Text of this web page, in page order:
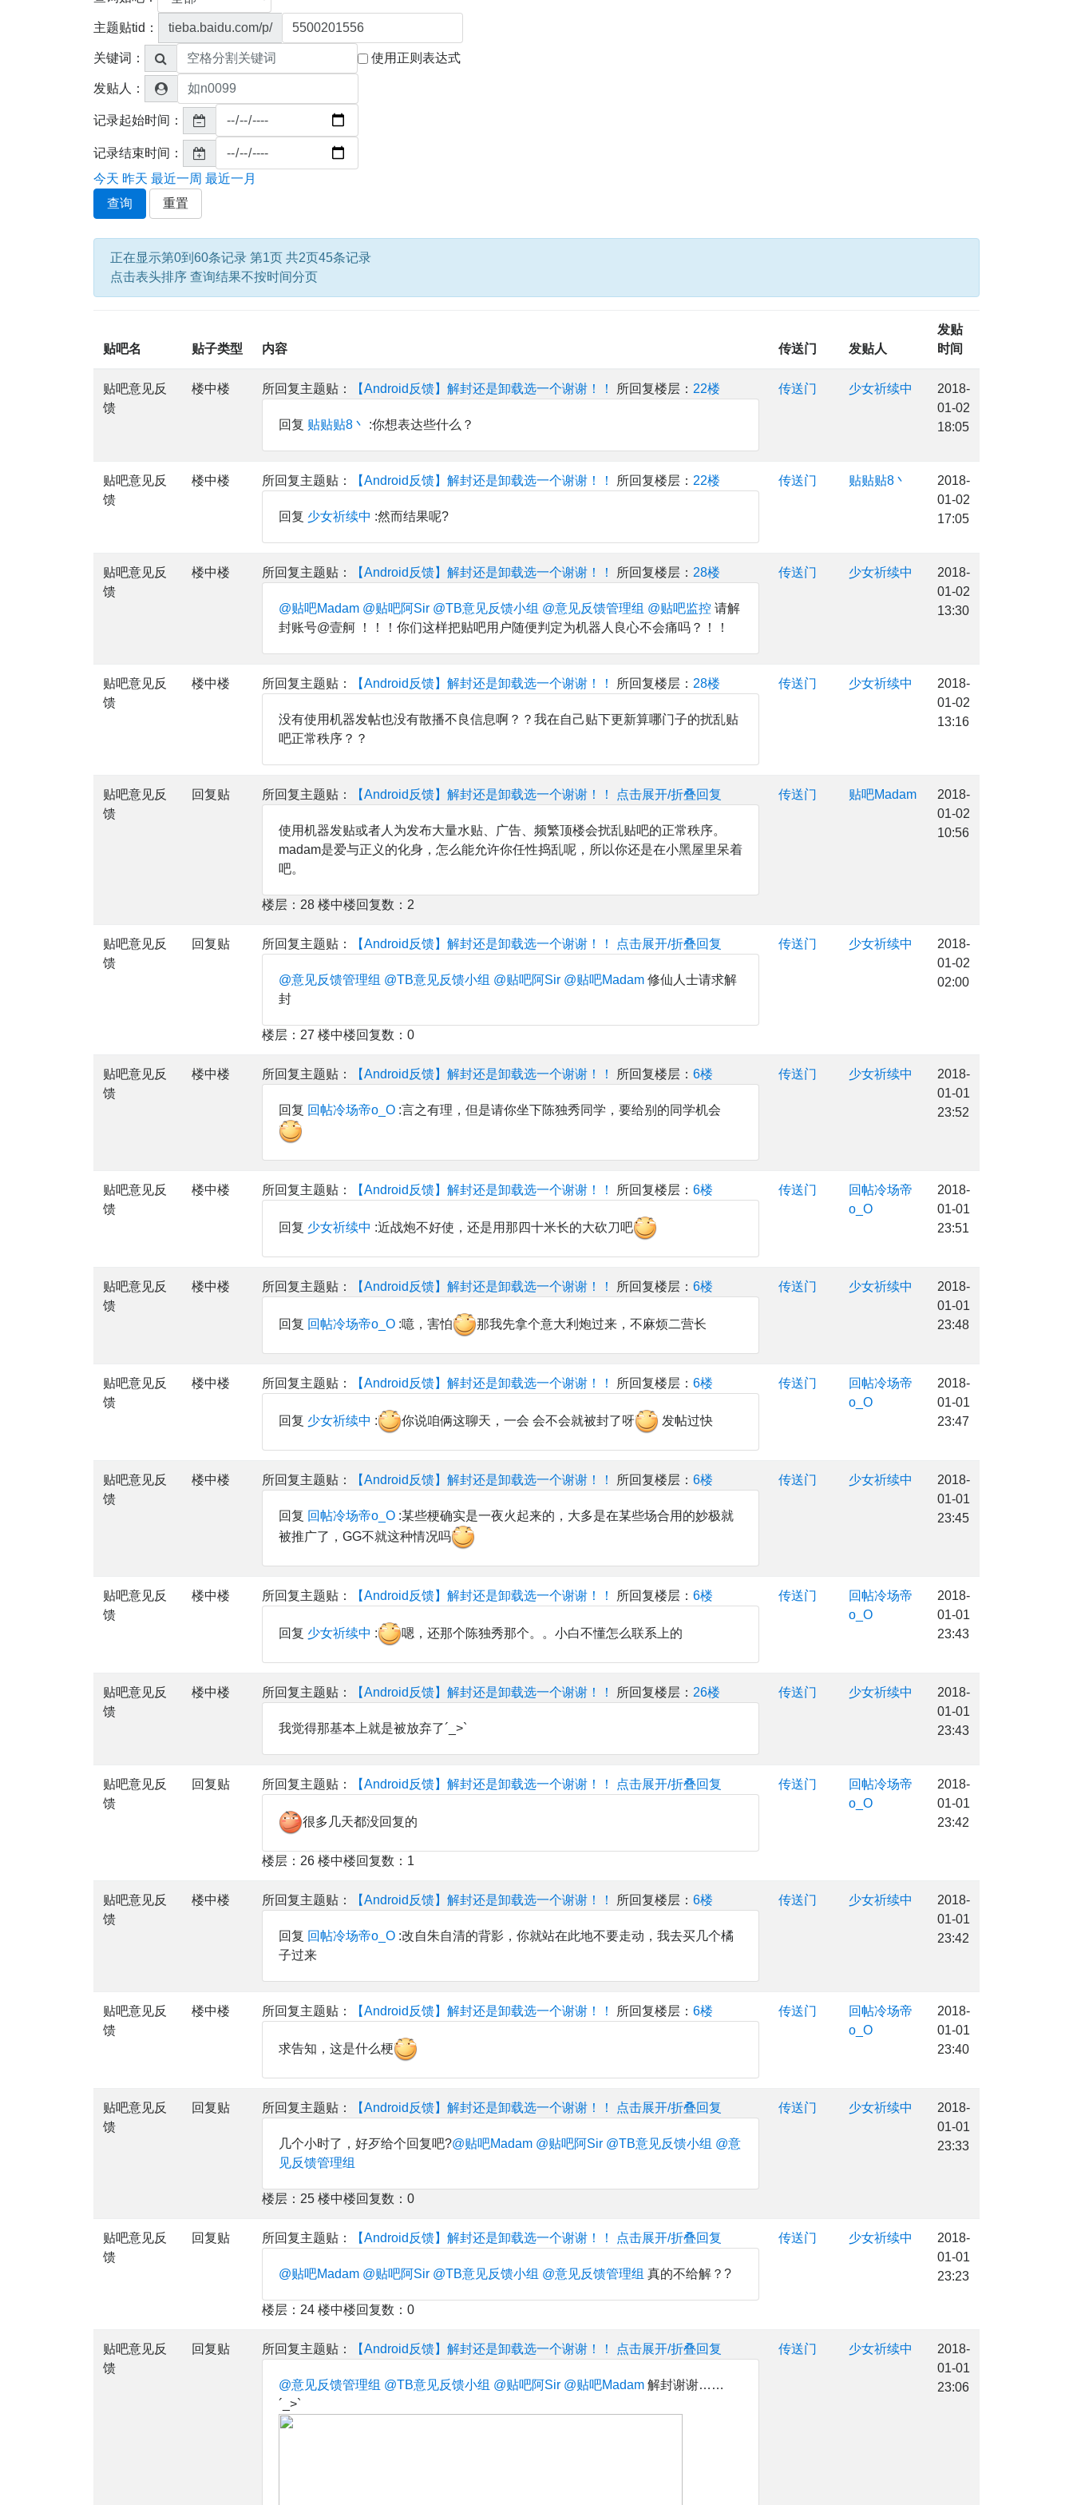
主题贴tid： tieba.baidu.com/p/
关键词： 使用正则表达式
发贴人：
记录起始时间：
记录结束时间：
今天 昨天 最近一周 最近一月
查询
重置
正在显示第0到60条记录 第1页 共2页45条记录
点击表头排序 查询结果不按时间分页
贴吧名 贴子类型 内容 传送门 发贴人
发贴
时间
贴吧意见反
馈
楼中楼 所回复主题贴： 【Android反馈】解封还是卸载选一个谢谢！！ 所回复楼层： 22楼
回复 贴贴贴8丶 :你想表达些什么？
传送门 少女祈续中
2018-
01-02
18:05
贴吧意见反
馈
楼中楼 所回复主题贴： 【Android反馈】解封还是卸载选一个谢谢！！ 所回复楼层： 22楼
回复 少女祈续中 :然而结果呢?
传送门 贴贴贴8丶
2018-
01-02
17:05
贴吧意见反
馈
楼中楼 所回复主题贴： 【Android反馈】解封还是卸载选一个谢谢！！ 所回复楼层： 28楼
@贴吧Madam @贴吧阿Sir @TB意见反馈小组 @意见反馈管理组 @贴吧监控 请解
封账号@壹舸 ！！！你们这样把贴吧用户随便判定为机器人良心不会痛吗？！！
传送门 少女祈续中
2018-
01-02
13:30
贴吧意见反
馈
楼中楼 所回复主题贴： 【Android反馈】解封还是卸载选一个谢谢！！ 所回复楼层： 28楼
没有使用机器发帖也没有散播不良信息啊？？我在自己贴下更新算哪门子的扰乱贴
吧正常秩序？？
传送门 少女祈续中
2018-
01-02
13:16
贴吧意见反
馈
回复贴 所回复主题贴： 【Android反馈】解封还是卸载选一个谢谢！！ 点击展开/折叠回复
使用机器发贴或者人为发布大量水贴、广告、频繁顶楼会扰乱贴吧的正常秩序。
madam是爱与正义的化身，怎么能允许你任性捣乱呢，所以你还是在小黑屋里呆着
吧。
楼层：28 楼中楼回复数：2
传送门 贴吧Madam
2018-
01-02
10:56
贴吧意见反
馈
回复贴 所回复主题贴： 【Android反馈】解封还是卸载选一个谢谢！！ 点击展开/折叠回复
@意见反馈管理组 @TB意见反馈小组 @贴吧阿Sir @贴吧Madam 修仙人士请求解
封
楼层：27 楼中楼回复数：0
传送门 少女祈续中
2018-
01-02
02:00
贴吧意见反
馈
楼中楼 所回复主题贴： 【Android反馈】解封还是卸载选一个谢谢！！ 所回复楼层： 6楼
回复 回帖冷场帝o_O :言之有理，但是请你坐下陈独秀同学，要给别的同学机会
传送门 少女祈续中
2018-
01-01
23:52
贴吧意见反
馈
楼中楼 所回复主题贴： 【Android反馈】解封还是卸载选一个谢谢！！ 所回复楼层： 6楼
回复 少女祈续中 :近战炮不好使，还是用那四十米长的大砍刀吧
传送门
回帖冷场帝
o_O
2018-
01-01
23:51
贴吧意见反
馈
楼中楼 所回复主题贴： 【Android反馈】解封还是卸载选一个谢谢！！ 所回复楼层： 6楼
回复 回帖冷场帝o_O :噫，害怕 那我先拿个意大利炮过来，不麻烦二营长
传送门 少女祈续中
2018-
01-01
23:48
贴吧意见反
馈
楼中楼 所回复主题贴： 【Android反馈】解封还是卸载选一个谢谢！！ 所回复楼层： 6楼
回复 少女祈续中 : 你说咱俩这聊天，一会 会不会就被封了呀 发帖过快
传送门
回帖冷场帝
o_O
2018-
01-01
23:47
贴吧意见反
馈
楼中楼 所回复主题贴： 【Android反馈】解封还是卸载选一个谢谢！！ 所回复楼层： 6楼
回复 回帖冷场帝o_O :某些梗确实是一夜火起来的，大多是在某些场合用的妙极就
被推广了，GG不就这种情况吗
传送门 少女祈续中
2018-
01-01
23:45
贴吧意见反
馈
楼中楼 所回复主题贴： 【Android反馈】解封还是卸载选一个谢谢！！ 所回复楼层： 6楼
回复 少女祈续中 : 嗯，还那个陈独秀那个。。小白不懂怎么联系上的
传送门
回帖冷场帝
o_O
2018-
01-01
23:43
贴吧意见反
馈
楼中楼 所回复主题贴： 【Android反馈】解封还是卸载选一个谢谢！！ 所回复楼层： 26楼
我觉得那基本上就是被放弃了´_>`
传送门 少女祈续中
2018-
01-01
23:43
贴吧意见反
馈
回复贴 所回复主题贴： 【Android反馈】解封还是卸载选一个谢谢！！ 点击展开/折叠回复
很多几天都没回复的
楼层：26 楼中楼回复数：1
传送门
回帖冷场帝
o_O
2018-
01-01
23:42
贴吧意见反
馈
楼中楼 所回复主题贴： 【Android反馈】解封还是卸载选一个谢谢！！ 所回复楼层： 6楼
回复 回帖冷场帝o_O :改自朱自清的背影，你就站在此地不要走动，我去买几个橘
子过来
传送门 少女祈续中
2018-
01-01
23:42
贴吧意见反
馈
楼中楼 所回复主题贴： 【Android反馈】解封还是卸载选一个谢谢！！ 所回复楼层： 6楼
求告知，这是什么梗
传送门
回帖冷场帝
o_O
2018-
01-01
23:40
贴吧意见反
馈
回复贴 所回复主题贴： 【Android反馈】解封还是卸载选一个谢谢！！ 点击展开/折叠回复
几个小时了，好歹给个回复吧?@贴吧Madam @贴吧阿Sir @TB意见反馈小组 @意
见反馈管理组
楼层：25 楼中楼回复数：0
传送门 少女祈续中
2018-
01-01
23:33
贴吧意见反
馈
回复贴 所回复主题贴： 【Android反馈】解封还是卸载选一个谢谢！！ 点击展开/折叠回复
@贴吧Madam @贴吧阿Sir @TB意见反馈小组 @意见反馈管理组 真的不给解？?
楼层：24 楼中楼回复数：0
传送门 少女祈续中
2018-
01-01
23:23
贴吧意见反
馈
回复贴 所回复主题贴： 【Android反馈】解封还是卸载选一个谢谢！！ 点击展开/折叠回复
@意见反馈管理组 @TB意见反馈小组 @贴吧阿Sir @贴吧Madam 解封谢谢……
´_>`
传送门 少女祈续中
2018-
01-01
23:06